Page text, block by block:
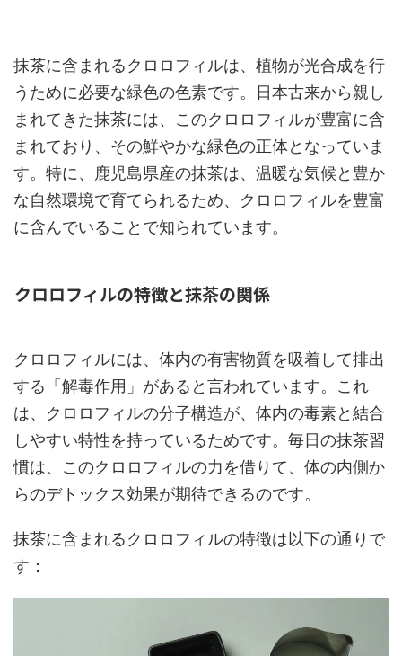
抹茶に含まれるクロロフィルは、植物が光合成を行
うために必要な緑色の色素です。日本古来から親し
まれてきた抹茶には、このクロロフィルが豊富に含
まれており、その鮮やかな緑色の正体となっていま
す。特に、鹿児島県産の抹茶は、温暖な気候と豊か
な自然環境で育てられるため、クロロフィルを豊富
に含んでいることで知られています。
クロロフィルの特徴と抹茶の関係
クロロフィルには、体内の有害物質を吸着して排出
する「解毒作用」があると言われています。これ
は、クロロフィルの分子構造が、体内の毒素と結合
しやすい特性を持っているためです。毎日の抹茶習
慣は、このクロロフィルの力を借りて、体の内側か
らのデトックス効果が期待できるのです。
抹茶に含まれるクロロフィルの特徴は以下の通りで
す：